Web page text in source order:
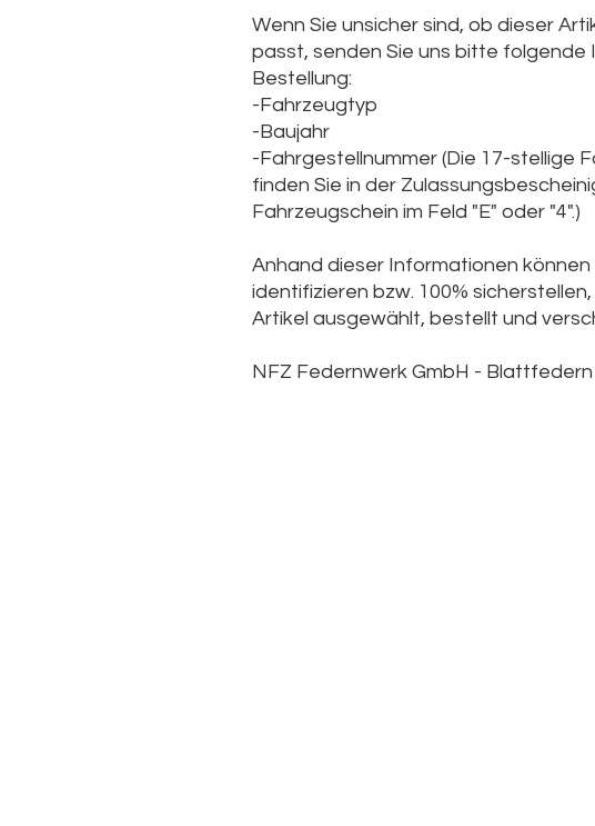
Wenn Sie unsicher sind, ob dieser
passt, senden Sie uns bitte folgende
Bestellung:
-Fahrzeugtyp
-Baujahr
-Fahrgestellnummer (Die 17-stellige
finden Sie in der
Fahrzeugschein im Feld "E" oder "4".)
Anhand dieser Informationen können
identifizieren bzw. 100%
Artikel ausgewählt, bestellt und
NFZ Federnwerk GmbH -